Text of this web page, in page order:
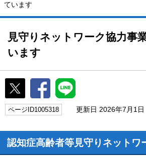
ています
見守りネットワーク協力事
います
ページID1005318 更新日 2026年7月1日
認知症高齢者等見守りネットワ